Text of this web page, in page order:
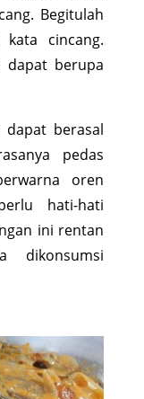
Begitulah
cincang.
dapat berupa
berasal
pedas
oren
hati-hati
ini rentan
dikonsumsi